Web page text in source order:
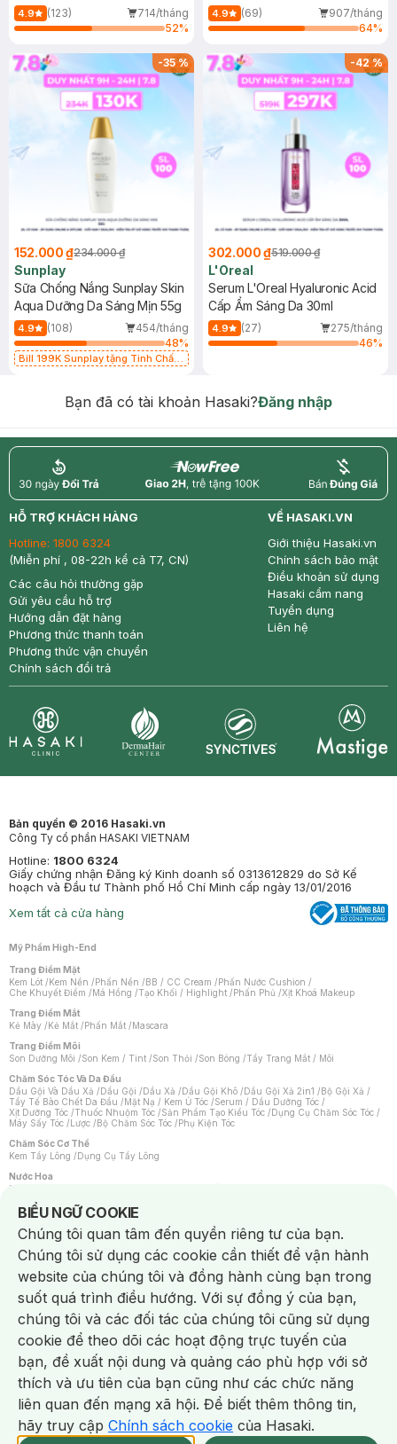
4.9 (123)
714/tháng
52%
(Mới)
4.9 (69)
907/tháng
64%
-35%
152.000 ₫234.000 ₫
Sunplay
Sữa Chống Nắng Sunplay Skin
Aqua Dưỡng Da Sáng Mịn 55g
4.9 (108)
454/tháng
48%
Bill 199K Sunplay tặng Tinh Chất
-42%
302.000 ₫519.000 ₫
L'Oreal
Serum L'Oreal Hyaluronic Acid
Cấp Ẩm Sáng Da 30ml
4.9 (27)
275/tháng
46%
Bạn đã có tài khoản Hasaki?Đăng nhập
return nowfree price
HỖ TRỢ KHÁCH HÀNG
Hotline: 1800 6324
(Miễn phí , 08-22h kể cả T7, CN)
Các câu hỏi thường gặp
Gửi yêu cầu hỗ trợ
Hướng dẫn đặt hàng
Phương thức thanh toán
Phương thức vận chuyển
Chính sách đổi trả
VỀ HASAKI.VN
Giới thiệu Hasaki.vn
Chính sách bảo mật
Điều khoản sử dụng
Hasaki cẩm nang
Tuyển dụng
Liên hệ
Bản quyền © 2016 Hasaki.vn
Công Ty cổ phần HASAKI VIETNAM
Hotline: 1800 6324
Giấy chứng nhận Đăng ký Kinh doanh số 0313612829 do Sở Kế
hoạch và Đầu tư Thành phố Hồ Chí Minh cấp ngày 13/01/2016
Xem tất cả cửa hàng
Mỹ Phẩm High-End
Trang Điểm Mặt
Kem Lót /Kem Nền /Phấn Nền /BB / CC Cream /Phấn Nước Cushion /
Che Khuyết Điểm /Má Hồng /Tạo Khối / Highlight /Phấn Phủ /Xịt Khoá Makeup
Trang Điểm Mắt
Kẻ Mày /Kẻ Mắt /Phấn Mắt /Mascara
Trang Điểm Môi
Son Dưỡng Môi /Son Kem / Tint /Son Thỏi /Son Bóng /Tẩy Trang Mắt / Môi
Chăm Sóc Tóc Và Da Đầu
Dầu Gội Và Dầu Xả /Dầu Gội /Dầu Xả /Dầu Gội Khô /Dầu Gội Xả 2in1 /Bộ Gội Xả /
Tẩy Tế Bào Chết Da Đầu /Mặt Nạ / Kem Ủ Tóc /Serum / Dầu Dưỡng Tóc /
Xịt Dưỡng Tóc /Thuốc Nhuộm Tóc /Sản Phẩm Tạo Kiểu Tóc /Dụng Cụ Chăm Sóc Tóc /
Máy Sấy Tóc /Lược /Bộ Chăm Sóc Tóc /Phụ Kiện Tóc
Chăm Sóc Cơ Thể
Kem Tẩy Lông /Dụng Cụ Tẩy Lông
Nước Hoa
Nước Hoa Nữ
Chăm Sóc Cá Nhân
Chống Muỗi /Khẩu Trang /Máy Massage/Mặt Nạ Xông Hơi /Nước Rửa Tay/
Sản Phẩm Chăm Sóc Khác /Bàn Chải Đánh Răng /Bàn Chải Điện/
Hỗ Trợ Trắng Răng/Kem Đánh Răng /Máy Tăm Nước/ Nước Súc Miệng/
Tăm / Chỉ Nha Khoa/ Xịt Thơm Miệng / Dung Dịch Vệ Sinh/Dưỡng Vùng Kín/
Khăn Ướt Vệ Sinh Vùng Kín/Băng Vệ Sinh/Tampon/Bọt Cạo Râu /Dao Cạo Râu/
Máy Cạo Râu
Vấn Đề Về Da
Da Dầu / Lỗ Chân Lông To/ Da Khô / Mất Nước/ Da Lão Hóa/ Da Mụn/
Da Nhạy Cảm / Kích Ứng
Da Xỉn Màu Thâm / Nám / Tàn Nhang
Quầng Thâm & Bọng Mắt /Sẹo /Viêm Da Cơ Địa
Dụng Cụ / Phụ Kiện Chăm Sóc Da
Bông Tẩy Trang
Khăn Lau Mặt Khô Dụng Cụ / Máy Rửa Mặt Máy Chăm Sóc Da
Dụng Cụ Chăm Sóc Khác
BIỂU NGỮ COOKIE
Notice about cookies usage
Chúng tôi quan tâm đến quyền riêng tư của bạn.
Chúng tôi sử dụng các cookie cần thiết để vận hành
website của chúng tôi và đồng hành cùng bạn trong
suốt quá trình điều hướng. Với sự đồng ý của bạn,
chúng tôi và các đối tác của chúng tôi cũng sử dụng
cookie để theo dõi các hoạt động trực tuyến của
bạn, đề xuất nội dung và quảng cáo phù hợp với sở
thích và ưu tiên của bạn cũng như các chức năng
liên quan đến mạng xã hội. Để biết thêm thông tin,
hãy truy cập Chính sách cookie của Hasaki.